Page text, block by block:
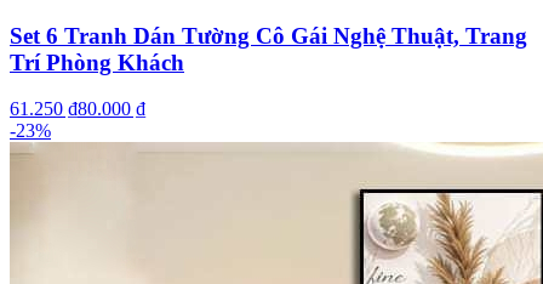
Set 6 Tranh Dán Tường Cô Gái Nghệ Thuật, Trang
Trí Phòng Khách
61.250 ₫80.000 ₫
-23%